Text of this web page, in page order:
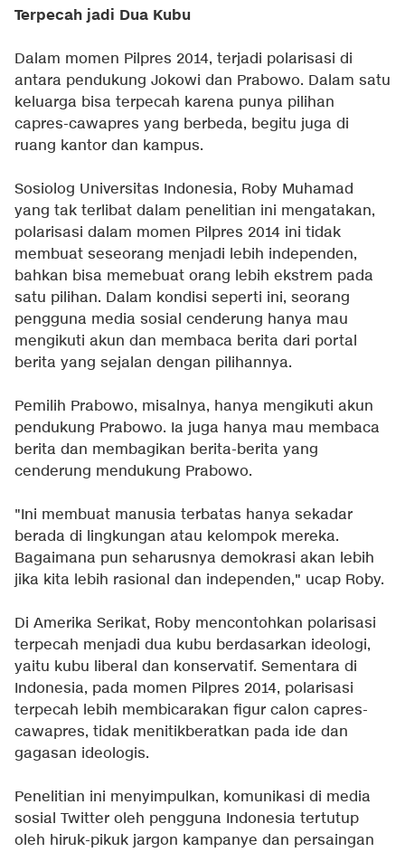
Terpecah jadi Dua Kubu
Dalam momen Pilpres 2014, terjadi polarisasi di
antara pendukung Jokowi dan Prabowo. Dalam satu
keluarga bisa terpecah karena punya pilihan
capres-cawapres yang berbeda, begitu juga di
ruang kantor dan kampus.
Sosiolog Universitas Indonesia, Roby Muhamad
yang tak terlibat dalam penelitian ini mengatakan,
polarisasi dalam momen Pilpres 2014 ini tidak
membuat seseorang menjadi lebih independen,
bahkan bisa memebuat orang lebih ekstrem pada
satu pilihan. Dalam kondisi seperti ini, seorang
pengguna media sosial cenderung hanya mau
mengikuti akun dan membaca berita dari portal
berita yang sejalan dengan pilihannya.
Pemilih Prabowo, misalnya, hanya mengikuti akun
pendukung Prabowo. Ia juga hanya mau membaca
berita dan membagikan berita-berita yang
cenderung mendukung Prabowo.
"Ini membuat manusia terbatas hanya sekadar
berada di lingkungan atau kelompok mereka.
Bagaimana pun seharusnya demokrasi akan lebih
jika kita lebih rasional dan independen," ucap Roby.
Di Amerika Serikat, Roby mencontohkan polarisasi
terpecah menjadi dua kubu berdasarkan ideologi,
yaitu kubu liberal dan konservatif. Sementara di
Indonesia, pada momen Pilpres 2014, polarisasi
terpecah lebih membicarakan figur calon capres-
cawapres, tidak menitikberatkan pada ide dan
gagasan ideologis.
Penelitian ini menyimpulkan, komunikasi di media
sosial Twitter oleh pengguna Indonesia tertutup
oleh hiruk-pikuk jargon kampanye dan persaingan